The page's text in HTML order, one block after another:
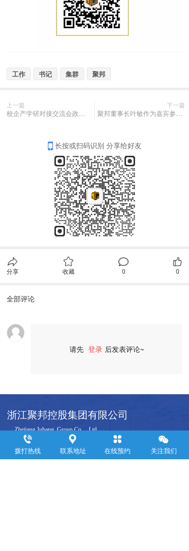
工作 书记 集群 聚邦
上一篇
校企产学研对接交流会政策申报助力企业发展
下一篇
聚邦董事长叶敏作为嘉宾参加舟山市科技企业家沙龙活动
长按或扫码识别 分享给好友
分享 收藏 0 0
全部评论
请先 登录 后发表评论~
浙江聚邦控股集团有限公司
     Zhejiang Jubang  Group Co .,  Ltd.
联系电话： 0571-88899309
拨打热线 联系地址 在线预约 关注我们